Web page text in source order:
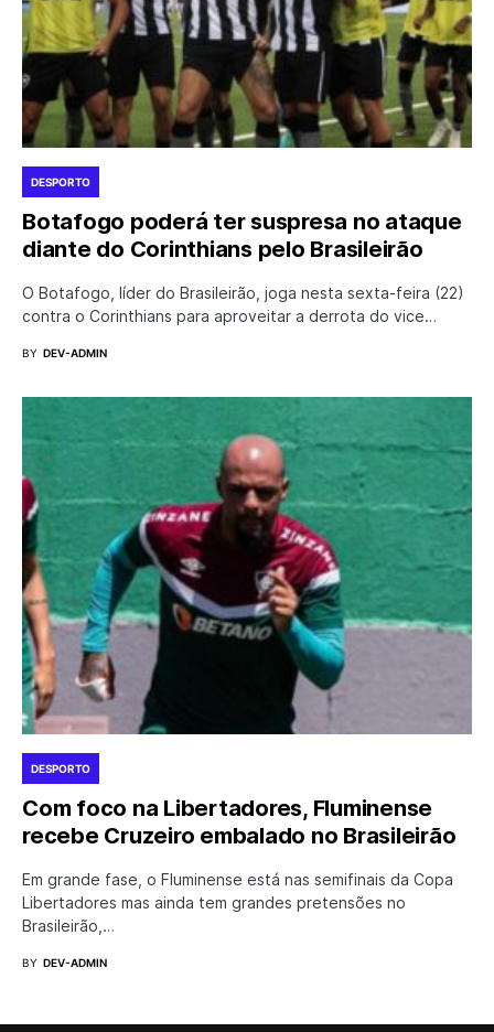
DESPORTO
Botafogo poderá ter suspresa no ataque
diante do Corinthians pelo Brasileirão
O Botafogo, líder do Brasileirão, joga nesta sexta-feira (22)
contra o Corinthians para aproveitar a derrota do vice…
BY DEV-ADMIN
DESPORTO
Com foco na Libertadores, Fluminense
recebe Cruzeiro embalado no Brasileirão
Em grande fase, o Fluminense está nas semifinais da Copa
Libertadores mas ainda tem grandes pretensões no
Brasileirão,…
BY DEV-ADMIN